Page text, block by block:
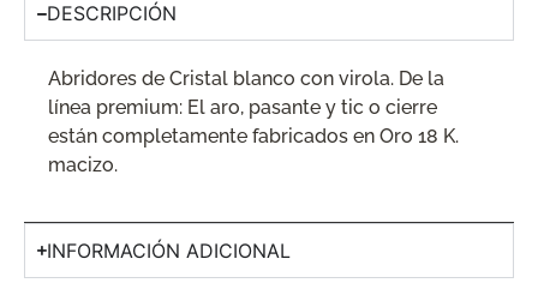
DESCRIPCIÓN
Abridores de Cristal blanco con virola. De la
línea premium: El aro, pasante y tic o cierre
están completamente fabricados en Oro 18 K.
macizo.
INFORMACIÓN ADICIONAL